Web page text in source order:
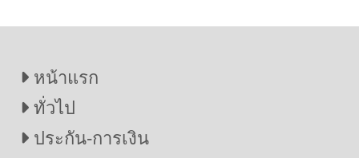
หน้าแรก
ทั่วไป
ประกัน-การเงิน